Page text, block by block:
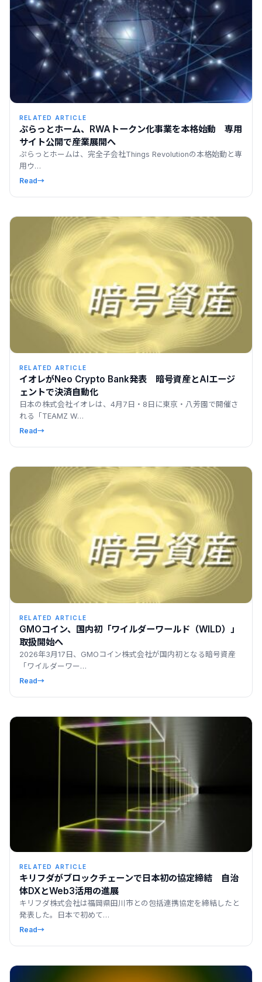
RELATED ARTICLE
ぷらっとホーム、RWAトークン化事業を本格始動 専用
サイト公開で産業展開へ
ぷらっとホームは、完全子会社Things Revolutionの本格始動と専
用ウ…
Read→
RELATED ARTICLE
イオレがNeo Crypto Bank発表 暗号資産とAIエージ
ェントで決済自動化
日本の株式会社イオレは、4月7日・8日に東京・八芳園で開催さ
れる「TEAMZ W…
Read→
RELATED ARTICLE
GMOコイン、国内初「ワイルダーワールド（WILD）」
取扱開始へ
2026年3月17日、GMOコイン株式会社が国内初となる暗号資産
「ワイルダーワー…
Read→
RELATED ARTICLE
キリフダがブロックチェーンで日本初の協定締結 自治
体DXとWeb3活用の進展
キリフダ株式会社は福岡県田川市との包括連携協定を締結したと
発表した。日本で初めて…
Read→